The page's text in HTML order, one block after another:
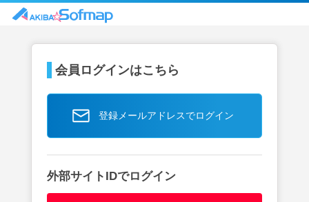
会員ログインはこちら
登録メールアドレスでログイン
外部サイトIDでログイン